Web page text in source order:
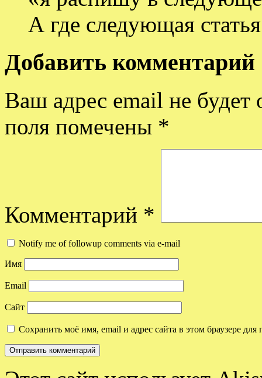
А где следующая
Добавить комментарий
Ваш адрес email не будет
поля помечены *
Комментарий *
Notify me of followup comments via e-mail
Имя
Email
Сайт
Сохранить моё имя, email и адрес сайта в этом браузере